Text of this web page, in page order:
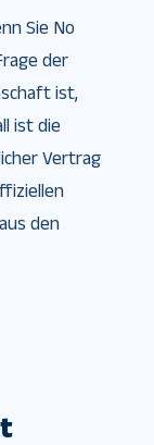
Sie No
der
ist,
ist die
Vertrag
den